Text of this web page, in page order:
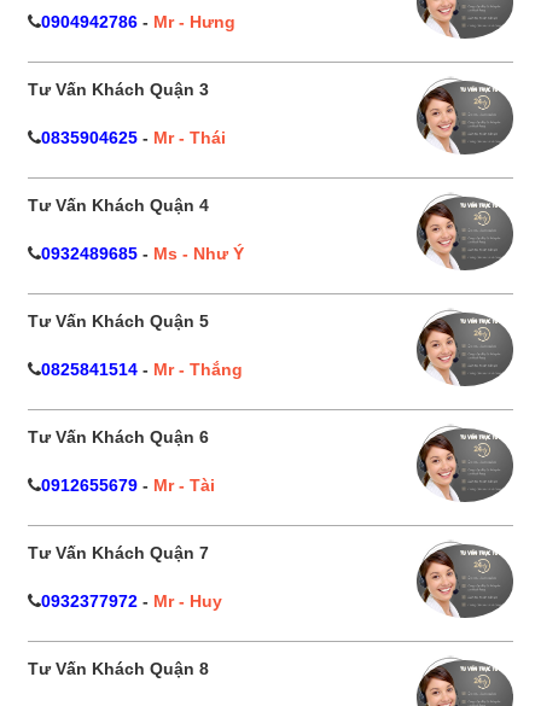
0904942786 - Mr - Hưng
Tư Vấn Khách Quận 3
0835904625 - Mr - Thái
Tư Vấn Khách Quận 4
0932489685 - Ms - Như Ý
Tư Vấn Khách Quận 5
0825841514 - Mr - Thắng
Tư Vấn Khách Quận 6
0912655679 - Mr - Tài
Tư Vấn Khách Quận 7
0932377972 - Mr - Huy
Tư Vấn Khách Quận 8